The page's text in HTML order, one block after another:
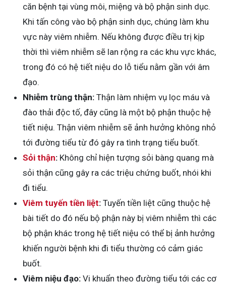
căn bệnh tại vùng môi, miệng và bộ phận sinh dục.
Khi tấn công vào bộ phận sinh dục, chúng làm khu
vực này viêm nhiễm. Nếu không được điều trị kịp
thời thì viêm nhiễm sẽ lan rộng ra các khu vực khác,
trong đó có hệ tiết niệu do lỗ tiểu nằm gần với âm
đạo.
Nhiễm trùng thận: Thận làm nhiệm vụ lọc máu và
đào thải độc tố, đây cũng là một bộ phận thuộc hệ
tiết niệu. Thận viêm nhiễm sẽ ảnh hưởng không nhỏ
tới đường tiểu từ đó gây ra tình trạng tiểu buốt.
Sỏi thận: Không chỉ hiện tượng sỏi bàng quang mà
sỏi thận cũng gây ra các triệu chứng buốt, nhói khi
đi tiểu.
Viêm tuyến tiền liệt: Tuyến tiền liệt cũng thuộc hệ
bài tiết do đó nếu bộ phận này bị viêm nhiễm thì các
bộ phận khác trong hệ tiết niệu có thể bị ảnh hưởng
khiến người bệnh khi đi tiểu thường có cảm giác
buốt.
Viêm niệu đạo: Vi khuẩn theo đường tiểu tới các cơ